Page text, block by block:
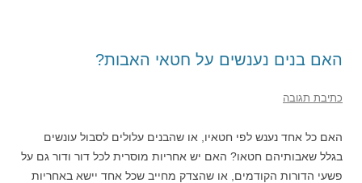
האם בנים נענשים על חטאי האבות?
כתיבת תגובה
האם כל אחד נענש לפי חטאיו, או שהבנים עלולים לסבול עונשים
בגלל שאבותיהם חטאו? האם יש אחריות מוסרית לכל דור ודור גם על
פשעי הדורות הקודמים, או שהצדק מחייב שכל אחד יישא באחריות